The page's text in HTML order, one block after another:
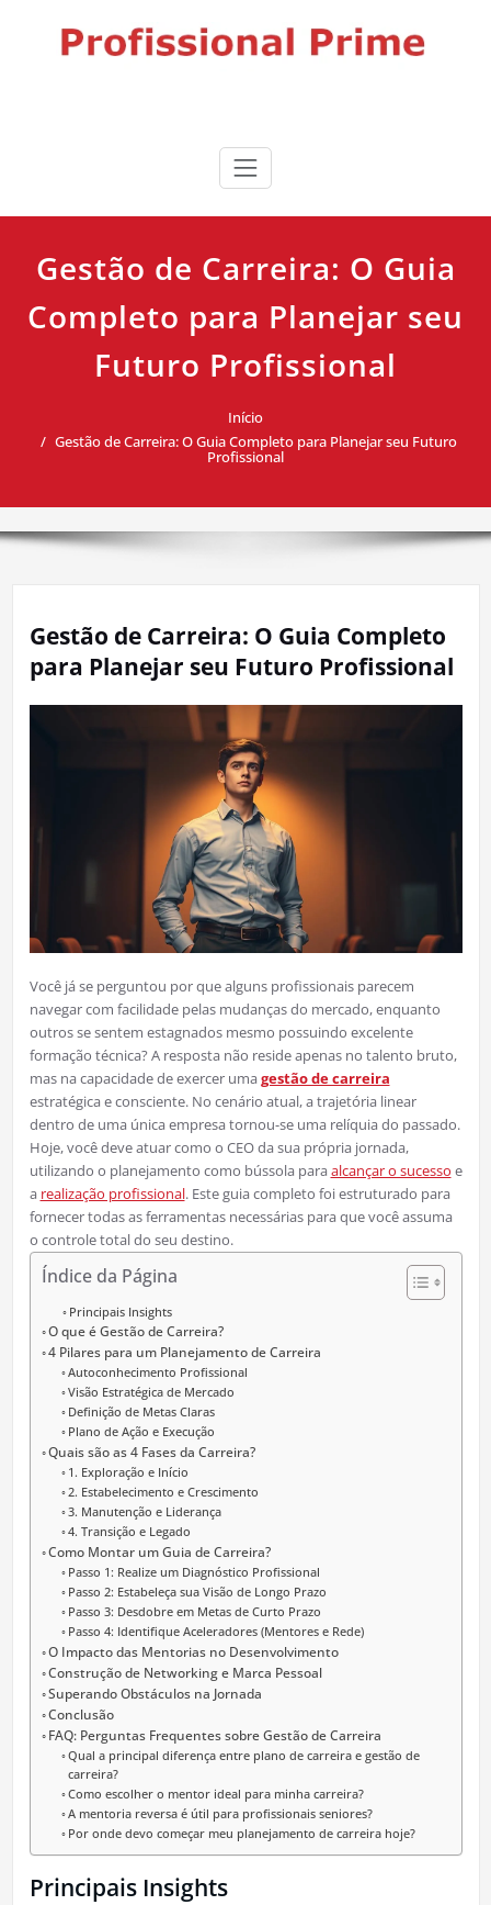
Profissional Prime
impulsionar sua carreira.
Gestão de Carreira: O Guia
Completo para Planejar seu
Futuro Profissional
Início
Gestão de Carreira: O Guia Completo para Planejar seu Futuro
Profissional
Gestão de Carreira: O Guia Completo
para Planejar seu Futuro Profissional
Você já se perguntou por que alguns profissionais parecem
navegar com facilidade pelas mudanças do mercado, enquanto
outros se sentem estagnados mesmo possuindo excelente
formação técnica? A resposta não reside apenas no talento bruto,
mas na capacidade de exercer umagestão de carreira
estratégica e consciente. No cenário atual, a trajetória linear
dentro de uma única empresa tornou-se uma relíquia do passado.
Hoje, você deve atuar como o CEO da sua própria jornada,
utilizando o planejamento como bússola paraalcançar o sucesso e
a realização profissional. Este guia completo foi estruturado para
fornecer todas as ferramentas necessárias para que você assuma
o controle total do seu destino.
Índice da Página
Principais Insights
O que é Gestão de Carreira?
4 Pilares para um Planejamento de Carreira
Autoconhecimento Profissional
Visão Estratégica de Mercado
Definição de Metas Claras
Plano de Ação e Execução
Quais são as 4 Fases da Carreira?
1. Exploração e Início
2. Estabelecimento e Crescimento
3. Manutenção e Liderança
4. Transição e Legado
Como Montar um Guia de Carreira?
Passo 1: Realize um Diagnóstico Profissional
Passo 2: Estabeleça sua Visão de Longo Prazo
Passo 3: Desdobre em Metas de Curto Prazo
Passo 4: Identifique Aceleradores (Mentores e Rede)
O Impacto das Mentorias no Desenvolvimento
Construção de Networking e Marca Pessoal
Superando Obstáculos na Jornada
Conclusão
FAQ: Perguntas Frequentes sobre Gestão de Carreira
Qual a principal diferença entre plano de carreira e gestão de
carreira?
Como escolher o mentor ideal para minha carreira?
A mentoria reversa é útil para profissionais seniores?
Por onde devo começar meu planejamento de carreira hoje?
Principais Insights